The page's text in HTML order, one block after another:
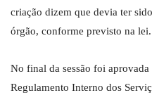
criação dizem que devia ter
órgão, conforme previsto na lei.
No final da sessão foi aprovada
Regulamento Interno dos